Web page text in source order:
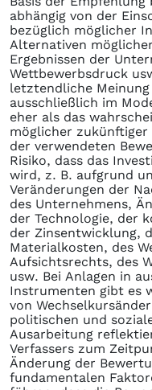
abhängig von der
bezüglich möglicher
Alternativen
Ergebnissen der
Wettbewerbsdruck
letztendliche
ausschließlich im
eher als das
möglicher zukünftiger
der verwendeten
Risiko, dass das
wird, z. B. aufgrund
Veränderungen der
des Unternehmens,
der Technologie, der
der Zinsentwicklung,
Materialkosten, des
Aufsichtsrechts, des
usw. Bei Anlagen in
Instrumenten gibt es
von
politischen und
Ausarbeitung
Verfassers zum
Änderung der
fundamentalen